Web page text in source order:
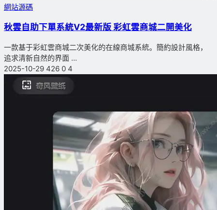
網站源碼
秋雲自助下單系統V2最新版 彩虹雲商城二開美化
一款基于彩虹雲商城二次美化的在線商城系統。簡約設計風格，
追求清新自然的界面 ...
2025-10-29 426 0 4